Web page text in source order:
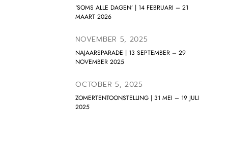
‘SOMS ALLE DAGEN’ | 14 FEBRUARI – 21
MAART 2026
NOVEMBER 5, 2025
NAJAARSPARADE | 13 SEPTEMBER – 29
NOVEMBER 2025
OCTOBER 5, 2025
ZOMERTENTOONSTELLING | 31 MEI – 19 JULI
2025